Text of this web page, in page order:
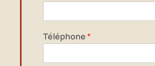
n
a
o
Téléphone*